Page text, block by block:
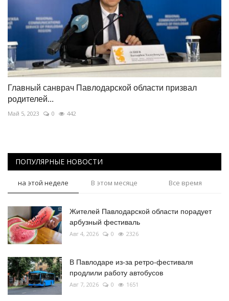
Главный санврач Павлодарской области призвал
родителей...
Май 5, 2023 0 442
ПОПУЛЯРНЫЕ НОВОСТИ
на этой неделе В этом месяце Все время
Жителей Павлодарской области порадует
арбузный фестиваль
Авг 4, 2026 0 2326
В Павлодаре из-за ретро-фестиваля
продлили работу автобусов
Авг 7, 2026 0 1651